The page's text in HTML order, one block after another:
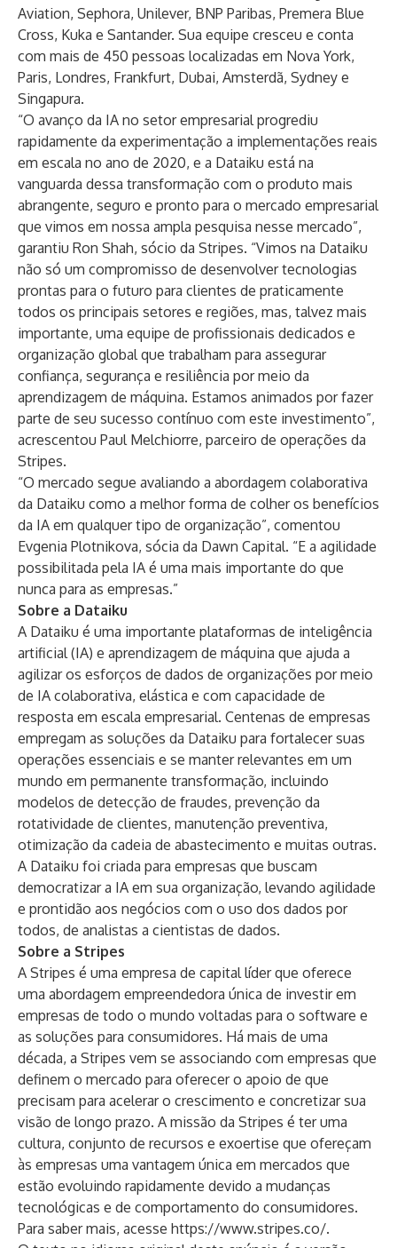
Aviation, Sephora, Unilever, BNP Paribas, Premera Blue
Cross, Kuka e Santander. Sua equipe cresceu e conta
com mais de 450 pessoas localizadas em Nova York,
Paris, Londres, Frankfurt, Dubai, Amsterdã, Sydney e
Singapura.
“O avanço da IA no setor empresarial progrediu
rapidamente da experimentação a implementações reais
em escala no ano de 2020, e a Dataiku está na
vanguarda dessa transformação com o produto mais
abrangente, seguro e pronto para o mercado empresarial
que vimos em nossa ampla pesquisa nesse mercado”,
garantiu Ron Shah, sócio da Stripes. “Vimos na Dataiku
não só um compromisso de desenvolver tecnologias
prontas para o futuro para clientes de praticamente
todos os principais setores e regiões, mas, talvez mais
importante, uma equipe de profissionais dedicados e
organização global que trabalham para assegurar
confiança, segurança e resiliência por meio da
aprendizagem de máquina. Estamos animados por fazer
parte de seu sucesso contínuo com este investimento”,
acrescentou Paul Melchiorre, parceiro de operações da
Stripes.
“O mercado segue avaliando a abordagem colaborativa
da Dataiku como a melhor forma de colher os benefícios
da IA em qualquer tipo de organização”, comentou
Evgenia Plotnikova, sócia da Dawn Capital. “E a agilidade
possibilitada pela IA é uma mais importante do que
nunca para as empresas.”
Sobre a Dataiku
A Dataiku é uma importante plataformas de inteligência
artificial (IA) e aprendizagem de máquina que ajuda a
agilizar os esforços de dados de organizações por meio
de IA colaborativa, elástica e com capacidade de
resposta em escala empresarial. Centenas de empresas
empregam as soluções da Dataiku para fortalecer suas
operações essenciais e se manter relevantes em um
mundo em permanente transformação, incluindo
modelos de detecção de fraudes, prevenção da
rotatividade de clientes, manutenção preventiva,
otimização da cadeia de abastecimento e muitas outras.
A Dataiku foi criada para empresas que buscam
democratizar a IA em sua organização, levando agilidade
e prontidão aos negócios com o uso dos dados por
todos, de analistas a cientistas de dados.
Sobre a Stripes
A Stripes é uma empresa de capital líder que oferece
uma abordagem empreendedora única de investir em
empresas de todo o mundo voltadas para o software e
as soluções para consumidores. Há mais de uma
década, a Stripes vem se associando com empresas que
definem o mercado para oferecer o apoio de que
precisam para acelerar o crescimento e concretizar sua
visão de longo prazo. A missão da Stripes é ter uma
cultura, conjunto de recursos e exoertise que ofereçam
às empresas uma vantagem única em mercados que
estão evoluindo rapidamente devido a mudanças
tecnológicas e de comportamento do consumidores.
Para saber mais, acesse https://www.stripes.co/.